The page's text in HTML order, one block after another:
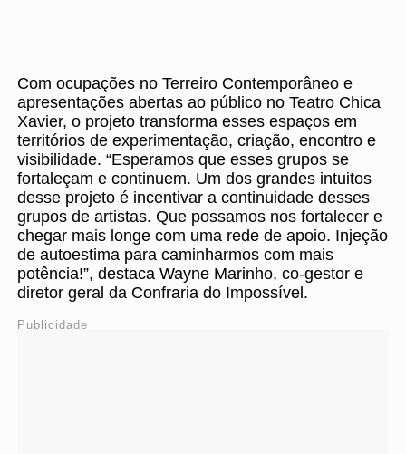
Com ocupações no Terreiro Contemporâneo e
apresentações abertas ao público no Teatro Chica
Xavier, o projeto transforma esses espaços em
territórios de experimentação, criação, encontro e
visibilidade. “Esperamos que esses grupos se
fortaleçam e continuem. Um dos grandes intuitos
desse projeto é incentivar a continuidade desses
grupos de artistas. Que possamos nos fortalecer e
chegar mais longe com uma rede de apoio. Injeção
de autoestima para caminharmos com mais
potência!”, destaca Wayne Marinho, co-gestor e
diretor geral da Confraria do Impossível.
Publicidade